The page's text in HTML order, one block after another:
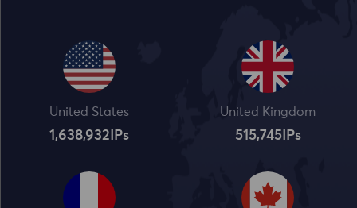
United States
1,638,932 IPs
United Kingdom
515,745IPs